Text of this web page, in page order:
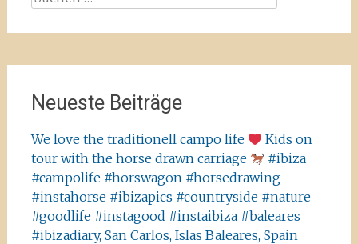
Neueste Beiträge
We love the traditionell campo life
Kids on
tour with the horse drawn carriage
#ibiza
#campolife #horswagon #horsedrawing
#instahorse #ibizapics #countryside #nature
#goodlife #instagood #instaibiza #baleares
#ibizadiary, San Carlos, Islas Baleares, Spain